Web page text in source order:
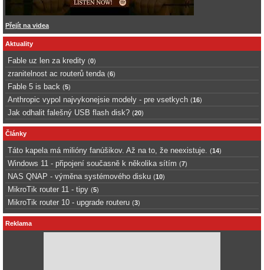
Přejít na videa
Aktuality
Fable uz len za kredity (0)
zranitelnost ac routerů tenda (6)
Fable 5 is back (5)
Anthropic vypol najvykonejsie modely - pre vsetkych (16)
Jak odhalit falešný USB flash disk? (20)
Články
Táto kapela má milióny fanúšikov. Až na to, že neexistuje. (14)
Windows 11 - připojení současně k několika sítím (7)
NAS QNAP - výměna systémového disku (10)
MikroTik router 11 - tipy (5)
MikroTik router 10 - upgrade routeru (3)
Reklama